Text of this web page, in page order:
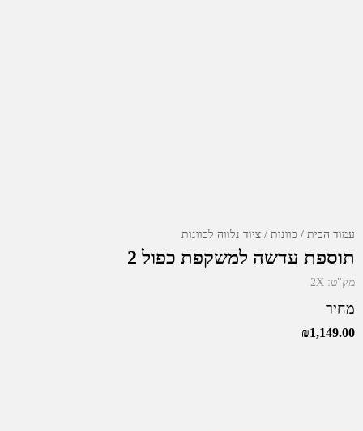
עמוד הבית כוונות ציוד נלווה לכוונות
תוספת עדשה למשקפת כפול 2
מק"ט: 2X
מחיר
₪1,149.00